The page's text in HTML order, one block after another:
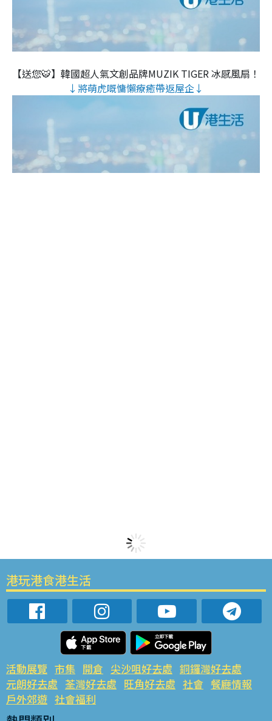
【送您🐯】韓國超人氣文創品牌MUZIK TIGER 冰感風扇！
↓將萌虎嘅慵懶療癒帶返屋企↓
港玩港食港生活
活動展覽 市集 開倉 尖沙咀好去處 銅鑼灣好去處
元朗好去處 荃灣好去處 旺角好去處 社會 餐廳情報
戶外郊遊 社會福利